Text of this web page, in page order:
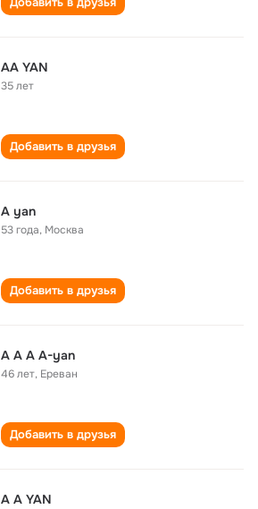
AA YAN
35 лет
Добавить в друзья
A yan
53 года, Москва
Добавить в друзья
A A A A-yan
46 лет, Ереван
Добавить в друзья
A A YAN